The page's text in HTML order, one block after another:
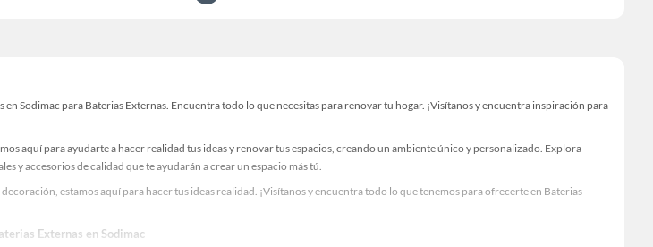
Sodimac para Baterias Externas. Encuentra todo lo que necesitas para renovar tu hogar. ¡Visítanos y encuentra inspiración para
aquí para ayudarte a hacer realidad tus ideas y renovar tus espacios, creando un ambiente único y personalizado. Explora
y accesorios de calidad que te ayudarán a crear un espacio más tú.
estamos aquí para hacer tus ideas realidad. ¡Visítanos y encuentra todo lo que tenemos para ofrecerte en Baterias
Externas en Sodimac